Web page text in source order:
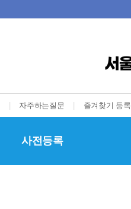
자주하는질문 즐겨찾기 등록
사전등록